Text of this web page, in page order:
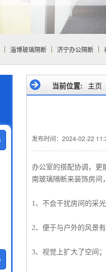
淄博玻璃隔断 济宁办公隔断
当前位置: 主页
发布时间：2024-02-22
办公室的搭配协调，更
南玻璃隔断来装饰房间
1、不会干扰房间的采
2、便于与户外的风景
3、视觉上扩大了空间；